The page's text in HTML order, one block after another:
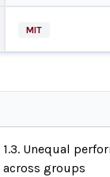
MIT
1.3. Unequal
across groups